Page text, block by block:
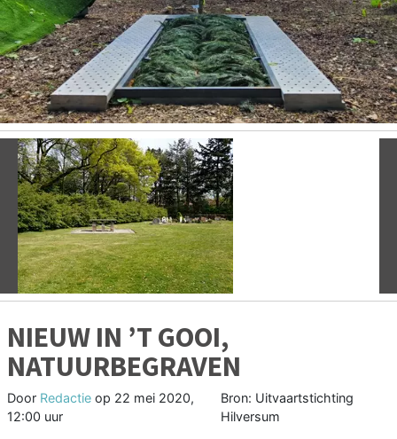
Vorige
NIEUW IN ’T GOOI,
NATUURBEGRAVEN
Door Redactie op 22 mei 2020,
12:00 uur
Bron: Uitvaartstichting
Hilversum